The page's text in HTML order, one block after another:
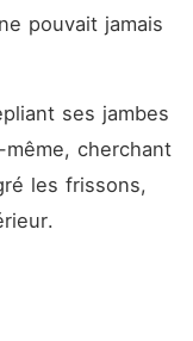
pouvait jamais
ses jambes
cherchant
les frissons,